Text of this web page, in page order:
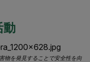
動
物を発見することで安全性を向